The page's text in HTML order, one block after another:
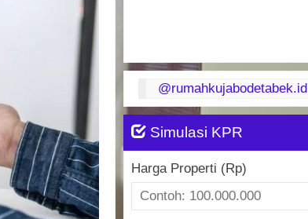
@rumahkujabodetabek.id
Simulasi KPR
Harga Properti (Rp)